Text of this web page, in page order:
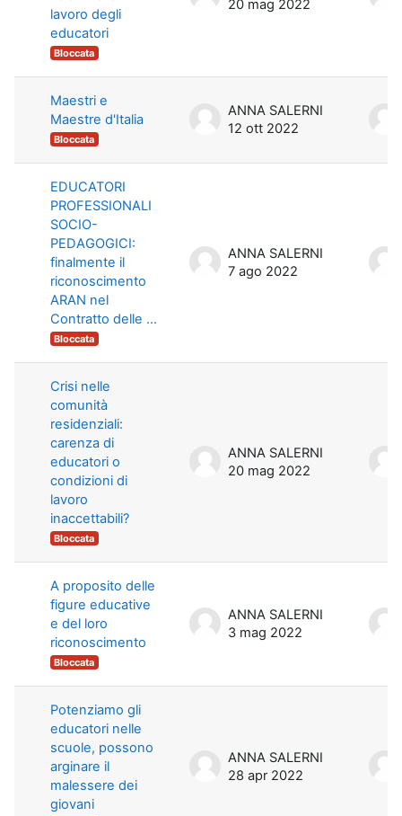
lavoro degli
educatori
Bloccata
20 mag 2022
Maestri e
Maestre d'Italia
Bloccata
ANNA SALERNI
12 ott 2022
EDUCATORI
PROFESSIONALI
SOCIO-
PEDAGOGICI:
finalmente il
riconoscimento
ARAN nel
Contratto delle ...
Bloccata
ANNA SALERNI
7 ago 2022
Crisi nelle
comunità
residenziali:
carenza di
educatori o
condizioni di
lavoro
inaccettabili?
Bloccata
ANNA SALERNI
20 mag 2022
A proposito delle
figure educative
e del loro
riconoscimento
Bloccata
ANNA SALERNI
3 mag 2022
Potenziamo gli
educatori nelle
scuole, possono
arginare il
malessere dei
giovani
ANNA SALERNI
28 apr 2022